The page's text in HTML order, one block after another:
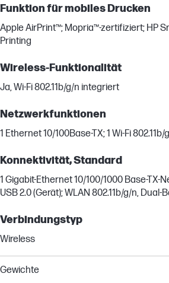
Funktion für mobiles Drucken
Apple AirPrint™; Mopria™-zertifiziert; HP
Printing
Wireless-Funktionalität
Ja, Wi-Fi 802.11b/g/n integriert
Netzwerkfunktionen
1 Ethernet 10/100Base-TX; 1 Wi-Fi
Konnektivität, Standard
1 Gigabit-Ethernet 10/100/1000 Base-TX-
USB 2.0 (Gerät); WLAN 802.11b/g/n, Dual-
Verbindungstyp
Wireless
Gewichte